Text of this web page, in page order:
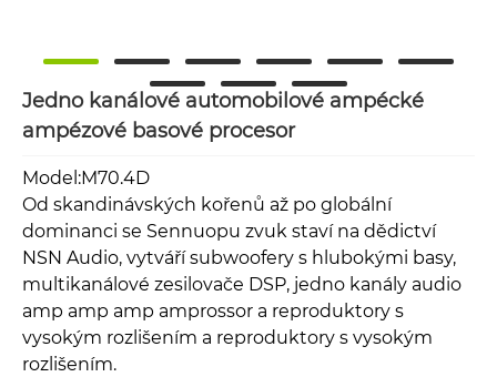
Jedno kanálové automobilové ampécké
ampézové basové procesor
Model:M70.4D
Od skandinávských kořenů až po globální
dominanci se Sennuopu zvuk staví na dědictví
NSN Audio, vytváří subwoofery s hlubokými basy,
multikanálové zesilovače DSP, jedno kanály audio
amp amp amp amprossor a reproduktory s
vysokým rozlišením a reproduktory s vysokým
rozlišením.